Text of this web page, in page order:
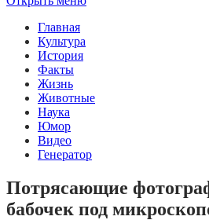
Главная
Культура
История
Факты
Жизнь
Животные
Наука
Юмор
Видео
Генератор
Потрясающие
бабочек под